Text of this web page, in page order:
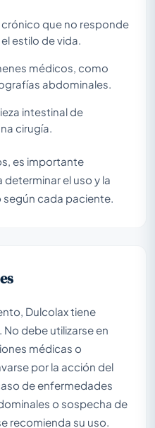
que no responde
estilo de vida.
médicos, como
abdominales.
intestinal de
cirugía.
es importante
el uso y la
cada paciente.
Dulcolax tiene
debe utilizarse en
médicas o
por la acción del
de enfermedades
o sospecha de
recomienda su uso.